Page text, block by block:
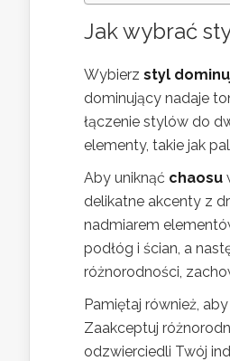
Jak wybrać
Wybierz styl
dominujący nadaje
łączenie stylów do
elementy, takie jak
Aby uniknąć chaosu
delikatne akcenty z
nadmiarem
podłóg i ścian, a
różnorodności,
Pamiętaj również,
Zaakceptuj
odzwierciedli Twój